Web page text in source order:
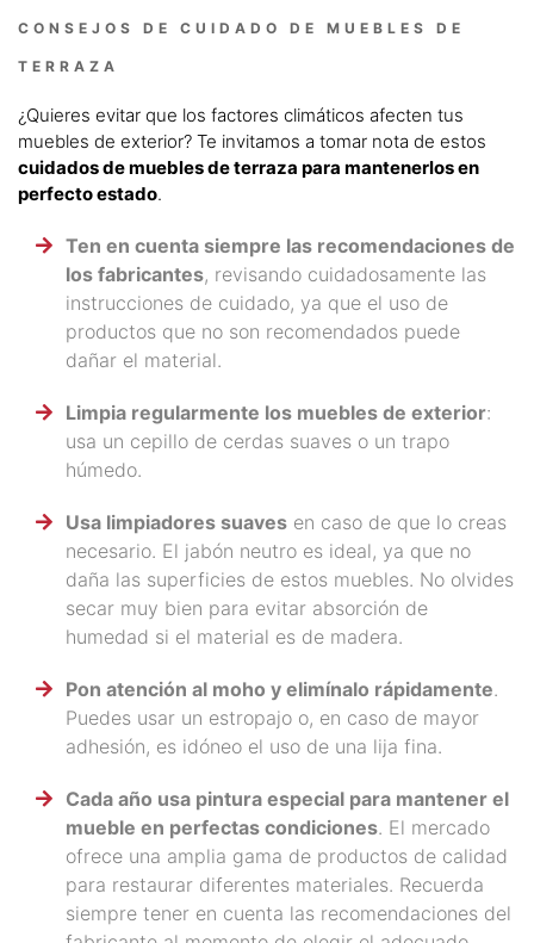
CONSEJOS DE CUIDADO DE MUEBLES DE
TERRAZA
¿Quieres evitar que los factores climáticos afecten tus
muebles de exterior? Te invitamos a tomar nota de estos
cuidados de muebles de terraza para mantenerlos en
perfecto estado.
Ten en cuenta siempre las recomendaciones de
los fabricantes, revisando cuidadosamente las
instrucciones de cuidado, ya que el uso de
productos que no son recomendados puede
dañar el material.
Limpia regularmente los muebles de exterior:
usa un cepillo de cerdas suaves o un trapo
húmedo.
Usa limpiadores suaves en caso de que lo creas
necesario. El jabón neutro es ideal, ya que no
daña las superficies de estos muebles. No olvides
secar muy bien para evitar absorción de
humedad si el material es de madera.
Pon atención al moho y elimínalo rápidamente.
Puedes usar un estropajo o, en caso de mayor
adhesión, es idóneo el uso de una lija fina.
Cada año usa pintura especial para mantener el
mueble en perfectas condiciones. El mercado
ofrece una amplia gama de productos de calidad
para restaurar diferentes materiales. Recuerda
siempre tener en cuenta las recomendaciones del